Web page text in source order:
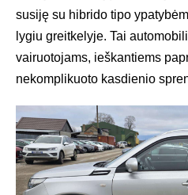
susiję su hibrido tipo
lygiu greitkelyje. Tai
vairuotojams, ieškantiems
nekomplikuoto kasdienio